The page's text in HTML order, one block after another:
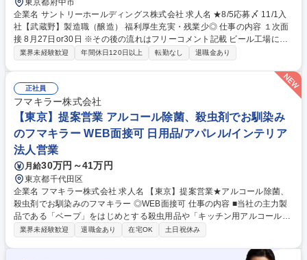
東京都府中市
企業名 サントリーホールディングス株式会社 求人名 ★8/5応募〆 11/1入
社【武蔵野】製造職（醸造） 福利厚生充実・残業少◎ 仕事の内容 １次面
接 8月27日or30日 ※その後の流れはフリーコメント記載 ビール工場にて
中味製造工程の製造（仕込・醗酵・貯酒・ろ過）のオペレーション、生産
ます。 【具体的な業務内容】 ※配属はご経験やスキルに応じ選考過程で
決定。 ■ビール生産設備の運転オペレーター ■品質確認、管理 ■設備の点
検 ■設備、仕組みの改善業務（品質、コスト、生産性、安全） 募集職種
★8/5応募〆 11/1入社【武蔵野】製造職（醸造） 福利厚生充実・残業少◎
業界未経験歓迎 年間休日120日以上 転勤なし 退職金あり
正社員
フマキラー株式会社
【東京】提案営業 アルコール除菌、殺虫剤でお馴染み
のフマキラー WEB面接可 日用品/アパレル/インテリア
法人営業
月給30万円～41万円
東京都千代田区
企業名 フマキラー株式会社 求人名 【東京】提案営業★アルコール除菌、
殺虫剤でお馴染みのフマキラー ◎WEB面接可 仕事の内容 ■当社の主力製
品である「ベープ」をはじめとする殺虫用品や「キッチン用アルコール除
菌」といった家庭用品、園芸用品などの提案営業です。 【具体的には】商
）への本部商談と店頭での販売促進を中心に担っていただきます。市場や
業界未経験歓迎 退職金あり 在宅OK 土日祝休み